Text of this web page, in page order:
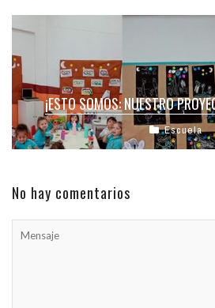
¡ESTO SOMOS: NUESTRO
Escuela
No hay comentarios